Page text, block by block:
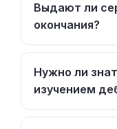
Выдают ли
окончания?
Нужно ли
изучением